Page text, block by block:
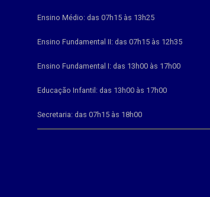
Ensino Médio: das 07h15 às 13h25
Ensino Fundamental II: das 07h15 às 12h35
Ensino Fundamental I: das 13h00 às 17h00
Educação Infantil: das 13h00 às 17h00
Secretaria: das 07h15 às 18h00